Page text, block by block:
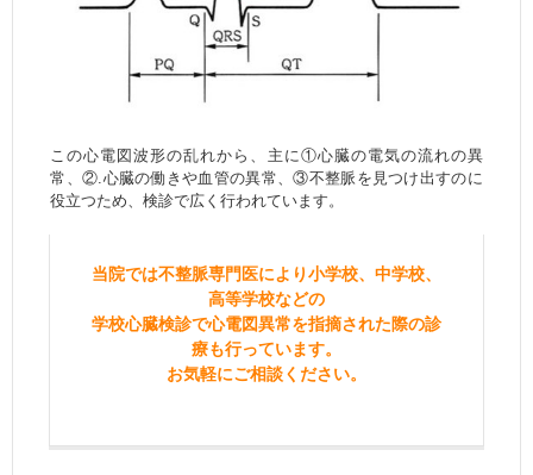
この心電図波形の乱れから、主に①心臓の電気の流れの異
常、②.心臓の働きや血管の異常、③不整脈を見つけ出すのに
役立つため、検診で広く行われています。
当院では不整脈専門医により小学校、中学校、
高等学校などの
学校心臓検診で心電図異常を指摘された際の診
療も行っています。
お気軽にご相談ください。